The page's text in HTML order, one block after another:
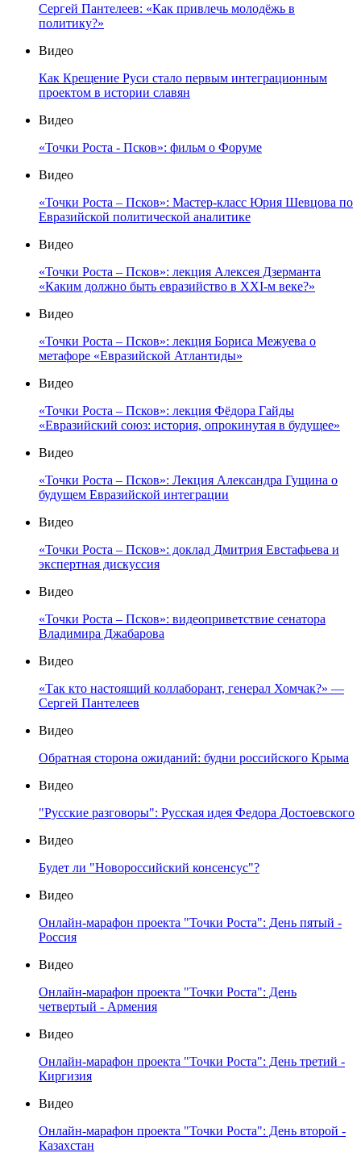
Сергей Пантелеев: «Как привлечь молодёжь в
политику?»
Видео
Как Крещение Руси стало первым интеграционным
проектом в истории славян
Видео
«Точки Роста - Псков»: фильм о Форуме
Видео
«Точки Роста – Псков»: Мастер-класс Юрия Шевцова по
Евразийской политической аналитике
Видео
«Точки Роста – Псков»: лекция Алексея Дзерманта
«Каким должно быть евразийство в XXI-м веке?»
Видео
«Точки Роста – Псков»: лекция Бориса Межуева о
метафоре «Евразийской Атлантиды»
Видео
«Точки Роста – Псков»: лекция Фёдора Гайды
«Евразийский союз: история, опрокинутая в будущее»
Видео
«Точки Роста – Псков»: Лекция Александра Гущина о
будущем Евразийской интеграции
Видео
«Точки Роста – Псков»: доклад Дмитрия Евстафьева и
экспертная дискуссия
Видео
«Точки Роста – Псков»: видеоприветствие сенатора
Владимира Джабарова
Видео
«Так кто настоящий коллаборант, генерал Хомчак?» —
Сергей Пантелеев
Видео
Обратная сторона ожиданий: будни российского Крыма
Видео
"Русские разговоры": Русская идея Федора Достоевского
Видео
Будет ли "Новороссийский консенсус"?
Видео
Онлайн-марафон проекта "Точки Роста": День пятый -
Россия
Видео
Онлайн-марафон проекта "Точки Роста": День
четвертый - Армения
Видео
Онлайн-марафон проекта "Точки Роста": День третий -
Киргизия
Видео
Онлайн-марафон проекта "Точки Роста": День второй -
Казахстан